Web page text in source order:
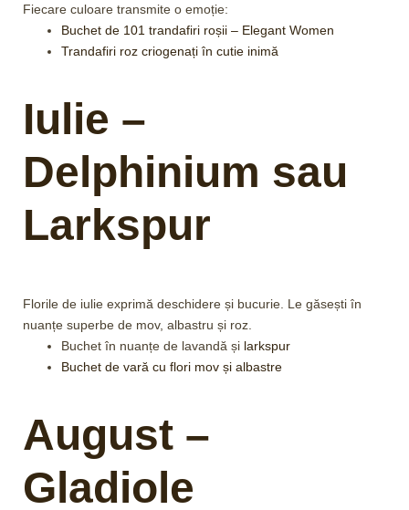
Fiecare culoare transmite o emoție:
Buchet de 101 trandafiri roșii – Elegant Women
Trandafiri roz criogenați în cutie inimă
Iulie –
Delphinium sau
Larkspur
Florile de iulie exprimă deschidere și bucurie. Le găsești în
nuanțe superbe de mov, albastru și roz.
Buchet în nuanțe de lavandă și larkspur
Buchet de vară cu flori mov și albastre
August –
Gladiole